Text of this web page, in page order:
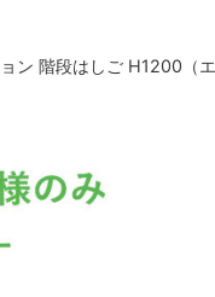
ン 階段はしご H1200（エ